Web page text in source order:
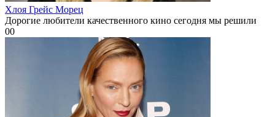
Хлоя Грейс Морец
Дорогие любители качественного кино сегодня мы решили
00